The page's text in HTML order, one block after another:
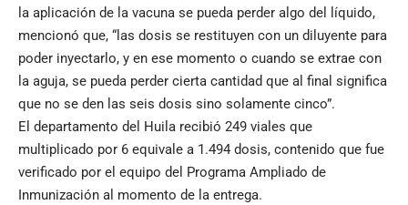
la aplicación de la vacuna se pueda perder algo del líquido,
mencionó que, “las dosis se restituyen con un diluyente para
poder inyectarlo, y en ese momento o cuando se extrae con
la aguja, se pueda perder cierta cantidad que al final significa
que no se den las seis dosis sino solamente cinco”.
El departamento del Huila recibió 249 viales que
multiplicado por 6 equivale a 1.494 dosis, contenido que fue
verificado por el equipo del Programa Ampliado de
Inmunización al momento de la entrega.